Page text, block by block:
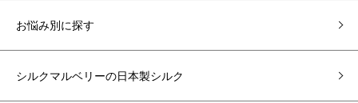
お悩み別に探す
シルクマルベリーの日本製シルク